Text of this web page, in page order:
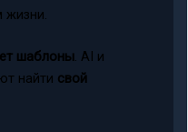
жизни.
шаблоны. AI и
найти свой